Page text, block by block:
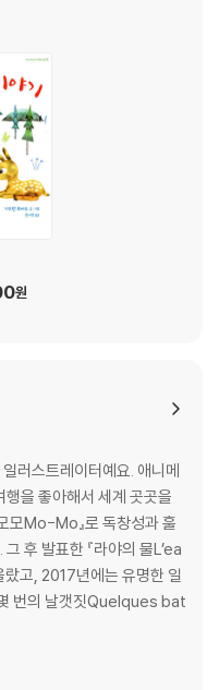
원
러스트레이터예요. 애니메
을 좋아해서 세계 곳곳을
모Mo-Mo』로 독창성과 훌
후 발표한 『라야의 물L’ea
고, 2017년에는 유명한 일
몇 번의 날갯짓Quelques bat